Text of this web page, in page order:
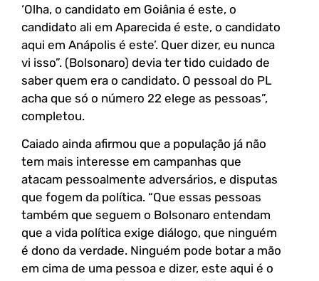
‘Olha, o candidato em Goiânia é este, o
candidato ali em Aparecida é este, o candidato
aqui em Anápolis é este’. Quer dizer, eu nunca
vi isso”. (Bolsonaro) devia ter tido cuidado de
saber quem era o candidato. O pessoal do PL
acha que só o número 22 elege as pessoas”,
completou.
Caiado ainda afirmou que a população já não
tem mais interesse em campanhas que
atacam pessoalmente adversários, e disputas
que fogem da política. “Que essas pessoas
também que seguem o Bolsonaro entendam
que a vida política exige diálogo, que ninguém
é dono da verdade. Ninguém pode botar a mão
em cima de uma pessoa e dizer, este aqui é o